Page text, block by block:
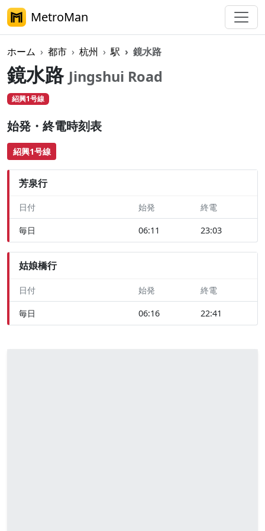
MetroMan
ホーム 都市 杭州 駅 鏡水路
鏡水路 Jingshui Road
紹興1号線
始発・終電時刻表
紹興1号線
芳泉行
日付 始発 終電
毎日 06:11 23:03
姑娘橋行
日付 始発 終電
毎日 06:16 22:41